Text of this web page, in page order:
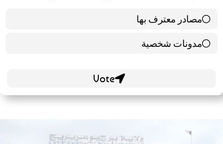
مصادر معترف بها
39 ( 65 % )
مدونات شخصية
21 ( 35 % )